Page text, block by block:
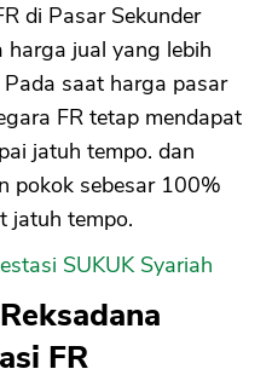
di Pasar Sekunder
harga jual yang lebih
saat harga pasar
FR tetap mendapat
jatuh tempo. dan
pokok sebesar 100%
jatuh tempo.
SUKUK Syariah
FR